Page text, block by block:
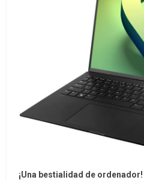
¡Una bestialidad de ordenador!